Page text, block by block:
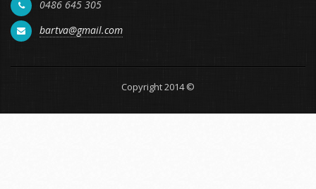
0486 645 305
bartva@gmail.com
Copyright 2014 ©